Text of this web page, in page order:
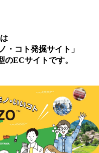
・コト発掘サイト」
ECサイトです。